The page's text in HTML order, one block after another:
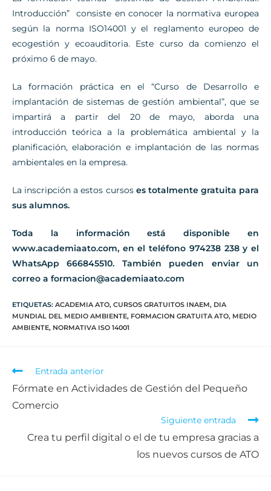
Introducción” consiste en conocer la normativa europea
según la norma ISO14001 y el reglamento europeo de
ecogestión y ecoauditoria. Este curso da comienzo el
próximo 6 de mayo.
La formación práctica en el “Curso de Desarrollo e
implantación de sistemas de gestión ambiental”, que se
impartirá a partir del 20 de mayo, aborda una
introducción teórica a la problemática ambiental y la
planificación, elaboración e implantación de las normas
ambientales en la empresa.
La inscripción a estos cursoses totalmente gratuita para
sus alumnos.
Toda la información está disponible en
www.academiaato.com, en el teléfono 974238 238 y el
WhatsApp 666845510. También pueden enviar un
correo a formacion@academiaato.com
ETIQUETAS: ACADEMIA ATO, CURSOS GRATUITOS INAEM, DIA
MUNDIAL DEL MEDIO AMBIENTE, FORMACION GRATUITA ATO, MEDIO
AMBIENTE, NORMATIVA ISO 14001
Entrada anterior
Fórmate en Actividades de Gestión del Pequeño
Comercio
Siguiente entrada
Crea tu perfil digital o el de tu empresa gracias a
los nuevos cursos de ATO